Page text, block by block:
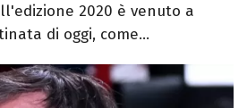
2020 è venuto a
di oggi, come...